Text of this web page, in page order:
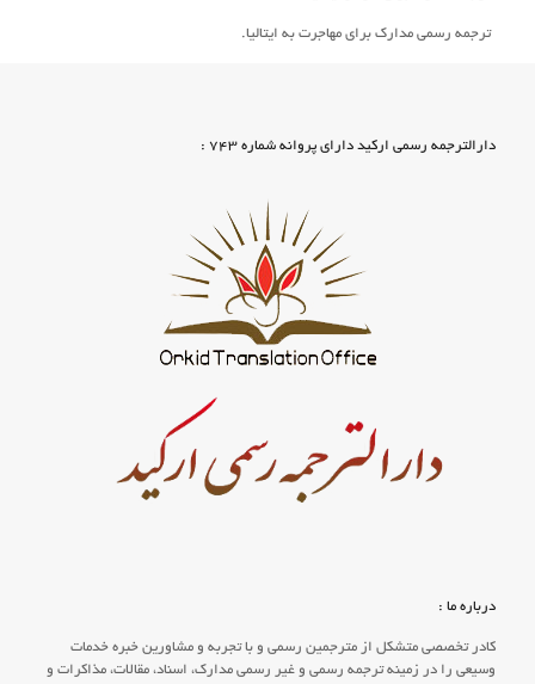
ترجمه رسمی مدارک برای مهاجرت به ایتالیا.
دارالترجمه رسمی ارکید دارای پروانه شماره 743 :
درباره ما :
کادر تخصصی متشکل از مترجمین رسمی و با تجربه و مشاورین خبره خدمات
وسیعی را در زمینه ترجمه رسمی و غیر رسمی مدارک، اسناد، مقالات، مذاکرات و